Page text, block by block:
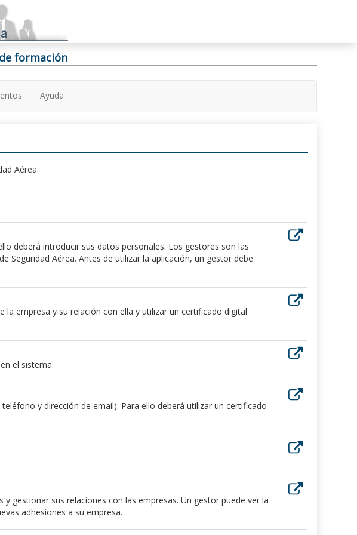
formación
Ayuda
Aérea.
deberá introducir sus datos personales. Los gestores son las
Seguridad Aérea. Antes de utilizar la aplicación, un gestor debe
empresa y su relación con ella y utilizar un certificado digital
el sistema.
y dirección de email). Para ello deberá utilizar un certificado
gestionar sus relaciones con las empresas. Un gestor puede ver la
adhesiones a su empresa.